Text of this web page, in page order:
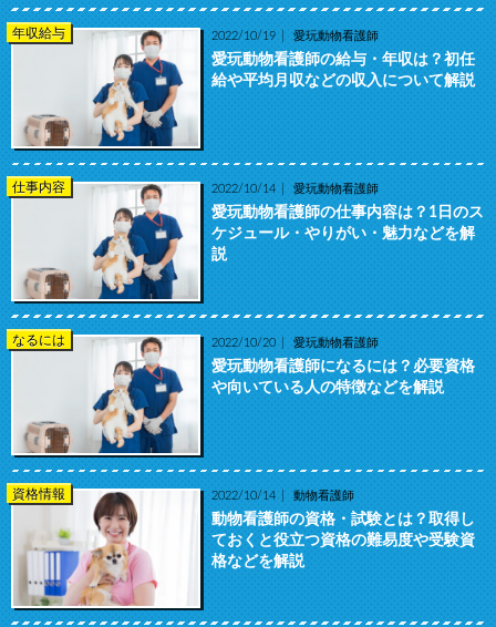
年収給与 2022/10/19 愛玩動物看護師
愛玩動物看護師の給与・年収は？初任
給や平均月収などの収入について解説
仕事内容 2022/10/14 愛玩動物看護師
愛玩動物看護師の仕事内容は？1日のス
ケジュール・やりがい・魅力などを解
説
なるには 2022/10/20 愛玩動物看護師
愛玩動物看護師になるには？必要資格
や向いている人の特徴などを解説
資格情報 2022/10/14 動物看護師
動物看護師の資格・試験とは？取得し
ておくと役立つ資格の難易度や受験資
格などを解説